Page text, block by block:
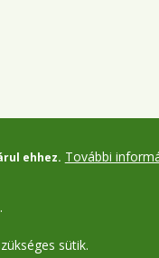
ehhez. További
sütik.